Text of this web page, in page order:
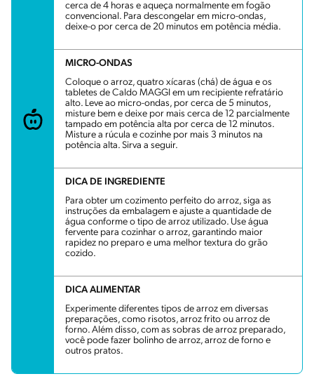
cerca de 4 horas e aqueça normalmente em fogão
convencional. Para descongelar em micro-ondas,
deixe-o por cerca de 20 minutos em potência média.
MICRO-ONDAS
Coloque o arroz, quatro xícaras (chá) de água e os
tabletes de Caldo MAGGI em um recipiente refratário
alto. Leve ao micro-ondas, por cerca de 5 minutos,
misture bem e deixe por mais cerca de 12 parcialmente
tampado em potência alta por cerca de 12 minutos.
Misture a rúcula e cozinhe por mais 3 minutos na
potência alta. Sirva a seguir.
DICA DE INGREDIENTE
Para obter um cozimento perfeito do arroz, siga as
instruções da embalagem e ajuste a quantidade de
água conforme o tipo de arroz utilizado. Use água
fervente para cozinhar o arroz, garantindo maior
rapidez no preparo e uma melhor textura do grão
cozido.
DICA ALIMENTAR
Experimente diferentes tipos de arroz em diversas
preparações, como risotos, arroz frito ou arroz de
forno. Além disso, com as sobras de arroz preparado,
você pode fazer bolinho de arroz, arroz de forno e
outros pratos.